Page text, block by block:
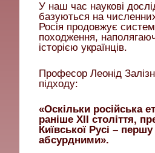
У наш час наукові
базуються на
Росія продовжує
походження,
історією українців.
Професор Леонід
підходу:
«Оскільки російська
раніше XII століття,
Київської Русі –
абсурдними».